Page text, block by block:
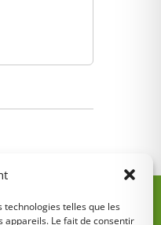
technologies telles que les
appareils. Le fait de consentir